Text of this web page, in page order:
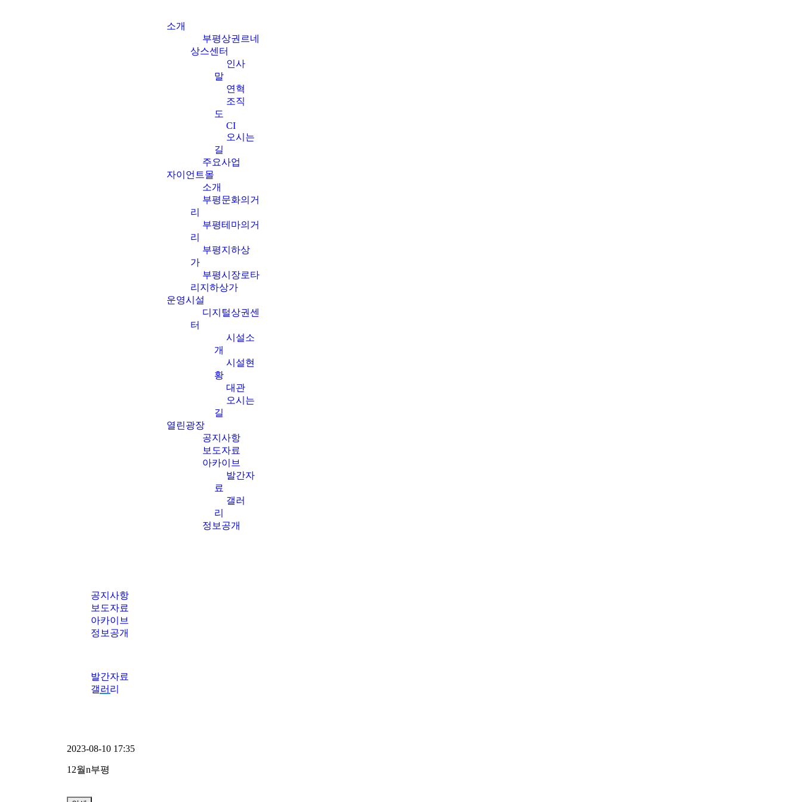
소개
부평상권르네
상스센터
인사
말
연혁
조직
도
CI
오시는
길
주요사업
자이언트몰
소개
부평문화의거
리
부평테마의거
리
부평지하상
가
부평시장로타
리지하상가
운영시설
디지털상권센
터
시설소
개
시설현
황
대관
오시는
길
열린광장
공지사항
보도자료
아카이브
발간자
료
갤러
리
정보공개
공지사항
보도자료
아카이브
정보공개
발간자료
갤러리
2023-08-10 17:35
12월n부평